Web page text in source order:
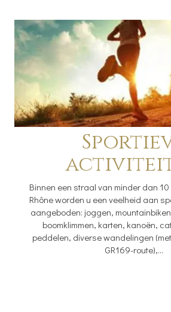
Binnen een straal van minder dan
Rhône worden u een veelheid aan
aangeboden: joggen,
boomklimmen, karten, kanoën,
peddelen, diverse wandelingen
GR169-route),...